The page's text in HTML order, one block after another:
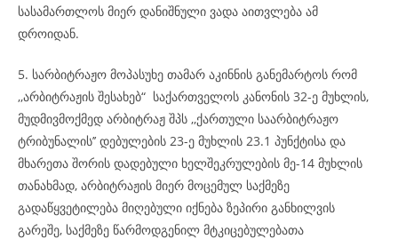
სასამართლოს მიერ დანიშნული ვადა აითვლება ამ
დროიდან.
5. სარბიტრაჟო მოპასუხე თამარ აკინნის განემარტოს რომ
,,არბიტრაჟის შესახებ“ საქართველოს კანონის 32-ე მუხლის,
მუდმივმოქმედ არბიტრაჟ შპს ,,ქართული საარბიტრაჟო
ტრიბუნალის’’ დებულების 23-ე მუხლის 23.1 პუნქტისა და
მხარეთა შორის დადებული ხელშეკრულების მე-14 მუხლის
თანახმად, არბიტრაჟის მიერ მოცემულ საქმეზე
გადაწყვეტილება მიღებული იქნება ზეპირი განხილვის
გარეშე, საქმეზე წარმოდგენილ მტკიცებულებათა